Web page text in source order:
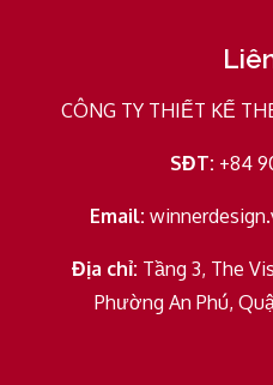
CÔNG TY THIẾT KẾ
SĐT: +84
Email:
Địa chỉ: Tầng 3, The
Phường An Phú,